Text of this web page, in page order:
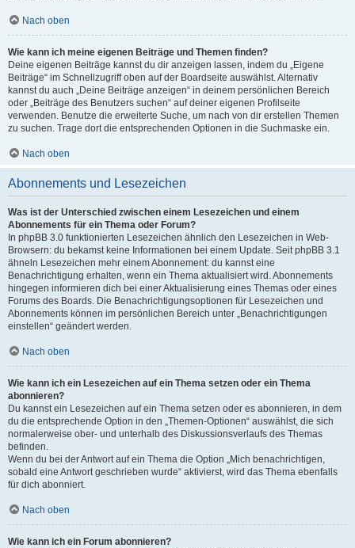
Nach oben
Wie kann ich meine eigenen Beiträge und Themen finden?
Deine eigenen Beiträge kannst du dir anzeigen lassen, indem du „Eigene
Beiträge“ im Schnellzugriff oben auf der Boardseite auswählst. Alternativ
kannst du auch „Deine Beiträge anzeigen“ in deinem persönlichen Bereich
oder „Beiträge des Benutzers suchen“ auf deiner eigenen Profilseite
verwenden. Benutze die erweiterte Suche, um nach von dir erstellen Themen
zu suchen. Trage dort die entsprechenden Optionen in die Suchmaske ein.
Nach oben
Abonnements und Lesezeichen
Was ist der Unterschied zwischen einem Lesezeichen und einem
Abonnements für ein Thema oder Forum?
In phpBB 3.0 funktionierten Lesezeichen ähnlich den Lesezeichen in Web-
Browsern: du bekamst keine Informationen bei einem Update. Seit phpBB 3.1
ähneln Lesezeichen mehr einem Abonnement: du kannst eine
Benachrichtigung erhalten, wenn ein Thema aktualisiert wird. Abonnements
hingegen informieren dich bei einer Aktualisierung eines Themas oder eines
Forums des Boards. Die Benachrichtigungsoptionen für Lesezeichen und
Abonnements können im persönlichen Bereich unter „Benachrichtigungen
einstellen“ geändert werden.
Nach oben
Wie kann ich ein Lesezeichen auf ein Thema setzen oder ein Thema
abonnieren?
Du kannst ein Lesezeichen auf ein Thema setzen oder es abonnieren, in dem
du die entsprechende Option in den „Themen-Optionen“ auswählst, die sich
normalerweise ober- und unterhalb des Diskussionsverlaufs des Themas
befinden.
Wenn du bei der Antwort auf ein Thema die Option „Mich benachrichtigen,
sobald eine Antwort geschrieben wurde“ aktivierst, wird das Thema ebenfalls
für dich abonniert.
Nach oben
Wie kann ich ein Forum abonnieren?